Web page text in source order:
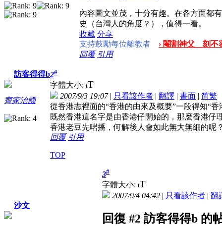
內容圖文並茂，十分有趣。在各方面都
史（台灣人的角度？），值得一看。
收藏 分享
支持鼓勵每位離教者
› 閹割神父 刻不
回覆 引用
訪客得得b
齊家治國
2#
字體大小: tT
2007/9/3 19:07| 只看該作者 | 翻譯 | 書面 | 简繁
從香港志裡面的“香港的由來及概要”一段得知“香
既然香港這名字是由香港仔開始的，那麽香港仔
香港老豆先啱播，何解後人會如此無大無細的呢
回覆 引用
TOP
沙文
3#
字體大小: tT
2007/9/4 04:42 | 只看該作者 | 翻
回復 #2 訪客得得b 的